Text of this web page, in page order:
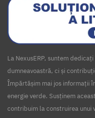
La NexusERP, suntem
dumneavoastră, ci și
Împărtășim mai jos informații
energie verde. Susținem
contribuim la construirea unui